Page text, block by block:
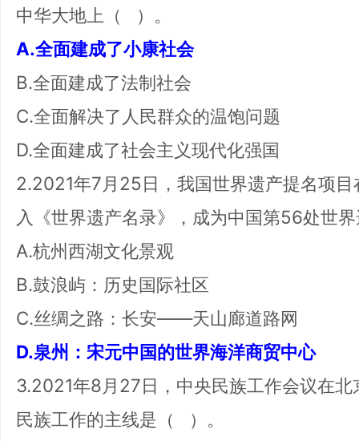
中华大地上（ ）。
A.全面建成了小康社会
B.全面建成了法制社会
C.全面解决了人民群众的温饱问题
D.全面建成了社会主义现代化强国
2.2021年7月25日，我国世界遗产提名项
入《世界遗产名录》，成为中国第56处世
A.杭州西湖文化景观
B.鼓浪屿：历史国际社区
C.丝绸之路：长安——天山廊道路网
D.泉州：宋元中国的世界海洋商贸中心
3.2021年8月27日，中央民族工作会议在
民族工作的主线是（ ）。